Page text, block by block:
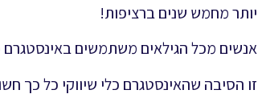
יותר מחמש שנים ברציפות!
אנשים מכל הגילאים משתמשים
זו הסיבה שהאינסטגרם כלי שיווקי כל כך